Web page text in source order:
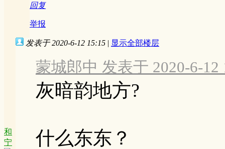
回复
举报
和
宁
发表于 2020-6-12 15:15 | 显示全部楼层
蒙城郎中 发表于 2020-6-12
灰暗韵地方?
什么东东？